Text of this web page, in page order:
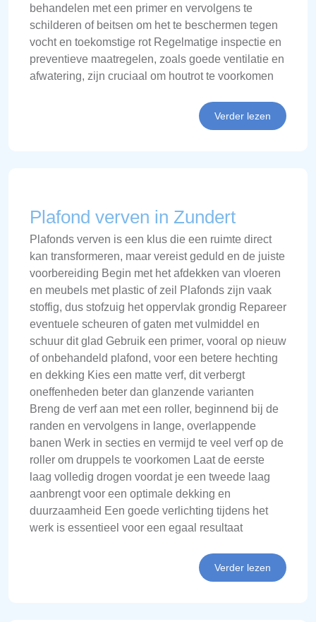
behandelen met een primer en vervolgens te
schilderen of beitsen om het te beschermen tegen
vocht en toekomstige rot Regelmatige inspectie en
preventieve maatregelen, zoals goede ventilatie en
afwatering, zijn cruciaal om houtrot te voorkomen
Verder lezen
Plafond verven in Zundert
Plafonds verven is een klus die een ruimte direct
kan transformeren, maar vereist geduld en de juiste
voorbereiding Begin met het afdekken van vloeren
en meubels met plastic of zeil Plafonds zijn vaak
stoffig, dus stofzuig het oppervlak grondig Repareer
eventuele scheuren of gaten met vulmiddel en
schuur dit glad Gebruik een primer, vooral op nieuw
of onbehandeld plafond, voor een betere hechting
en dekking Kies een matte verf, dit verbergt
oneffenheden beter dan glanzende varianten
Breng de verf aan met een roller, beginnend bij de
randen en vervolgens in lange, overlappende
banen Werk in secties en vermijd te veel verf op de
roller om druppels te voorkomen Laat de eerste
laag volledig drogen voordat je een tweede laag
aanbrengt voor een optimale dekking en
duurzaamheid Een goede verlichting tijdens het
werk is essentieel voor een egaal resultaat
Verder lezen